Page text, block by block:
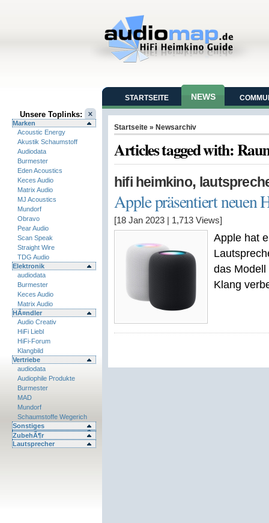
Unsere Toplinks:
Marken
Acoustic Energy
Akustik Schaumstoff
Audiodata
Burmester
Eden Acoustics
Keces Audio
Matrix Audio
MJ Acoustics
Mundorf
Obravo
Pear Audio
Scan Speak
Straight Wire
TDG Audio
Elektronik
audiodata
Burmester
Keces Audio
Matrix Audio
HÃ¤ndler
Audio Creativ
HiFi Liebl
HiFi-Forum
Klangbild
Vertriebe
audiodata
Audiophile Produkte
Burmester
MAD
Mundorf
Schaumstoffe Wegerich
Sonstiges
ZubehÃ¶r
Lautsprecher
STARTSEITE NEWS
Startseite » Newsarchiv
Articles tagged with:
hifi heimkino,
Apple präsentiert neuen
[18 Jan 2023 1,713 Views]
Apple hat
das Modell
Klang